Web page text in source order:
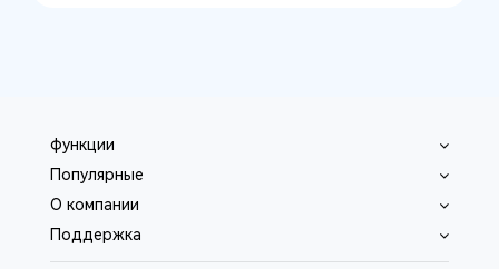
функции
Популярные
O компании
Поддержка